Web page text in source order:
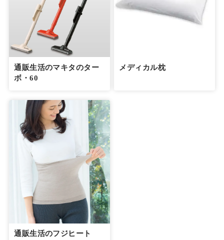
通販生活のマキタのター
ボ・60
メディカル枕
通販生活のフジヒート